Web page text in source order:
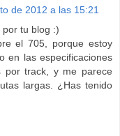
de 2012 a las 15:21
tu blog :)
el 705, porque estoy
en las especificaciones
por track, y me parece
largas. ¿Has tenido